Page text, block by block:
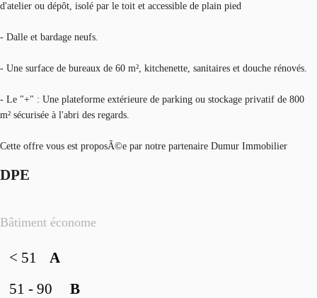
d'atelier ou dépôt, isolé par le toit et accessible de plain pied
- Dalle et bardage neufs.
- Une surface de bureaux de 60 m², kitchenette, sanitaires et douche rénovés.
- Le "+" : Une plateforme extérieure de parking ou stockage privatif de 800
m² sécurisée à l'abri des regards.
Cette offre vous est proposÃ©e par notre partenaire Dumur Immobilier
DPE
Bâtiment économe
A
< 51
B
51 - 90